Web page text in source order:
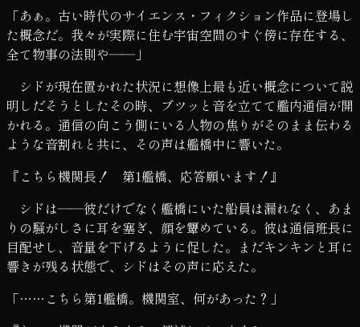
「あぁ。古い時代のサイエンス・フィクション作品に登場し
た概念だ。我々が実際に住む宇宙空間のすぐ傍に存在する、
全て物事の法則や――」
シドが現在置かれた状況に想像上最も近い概念について説
明しだそうとしたその時、ブツッと音を立てて艦内通信が開
かれる。通信の向こう側にいる人物の焦りがそのまま伝わる
ような音割れと共に、その声は艦橋中に響いた。
『こちら機関長！ 第1艦橋、応答願います！』
シドは――彼だけでなく艦橋にいた船員は漏れなく、あま
りの騒がしさに耳を塞ぎ、顔を顰めている。彼は通信班長に
目配せし、音量を下げるように促した。まだキンキンと耳に
響きが残る状態で、シドはその声に応えた。
「……こちら第1艦橋。機関室、何があった？」